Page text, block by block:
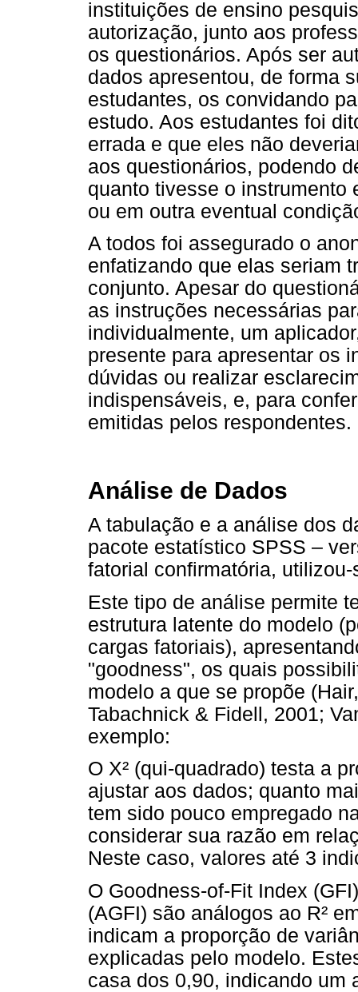
instituições de ensino
autorização, junto aos
os questionários. Após ser
dados apresentou, de forma
estudantes, os convidando
estudo. Aos estudantes foi
errada e que eles não
aos questionários, podendo
quanto tivesse o instrumento
ou em outra eventual
A todos foi assegurado o
enfatizando que elas seriam
conjunto. Apesar do
as instruções necessárias
individualmente, um
presente para apresentar os
dúvidas ou realizar
indispensáveis, e, para
emitidas pelos respondentes.
Análise de Dados
A tabulação e a análise dos
pacote estatístico SPSS –
fatorial confirmatória,
Este tipo de análise permite
estrutura latente do modelo
cargas fatoriais),
"goodness", os quais
modelo a que se propõe
Tabachnick & Fidell, 2001;
exemplo:
O X² (qui-quadrado) testa a
ajustar aos dados; quanto
tem sido pouco empregado
considerar sua razão em
Neste caso, valores até 3
O Goodness-of-Fit Index
(AGFI) são análogos ao R²
indicam a proporção de
explicadas pelo modelo.
casa dos 0,90, indicando um